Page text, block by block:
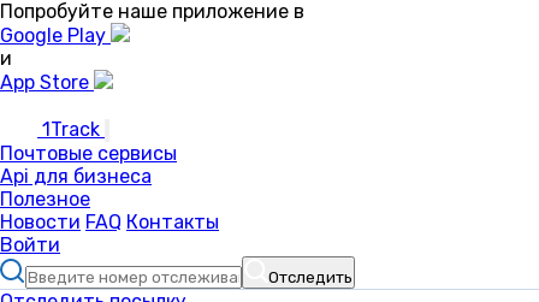
Попробуйте наше приложение в
Google Play
и
App Store
1Track
Почтовые сервисы
Api для бизнеса
Полезное
Новости FAQ Контакты
Войти
Отследить